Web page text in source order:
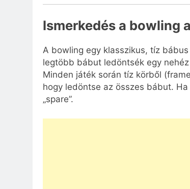
Ismerkedés a bowling
A bowling egy klasszikus, tíz
legtöbb bábut ledöntsék egy
Minden játék során tíz körből
hogy ledöntse az összes bábut.
„spare”.